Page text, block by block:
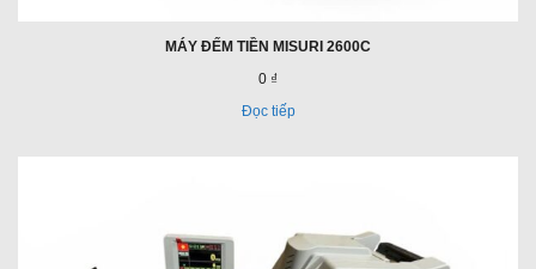
MÁY ĐẾM TIỀN MISURI 2600C
0 ₫
Đọc tiếp